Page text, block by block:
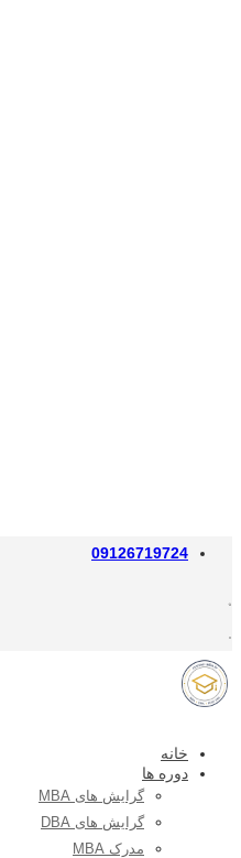
09126719724
خانه
دوره ها
گرایش های MBA
گرایش های DBA
مدرک MBA